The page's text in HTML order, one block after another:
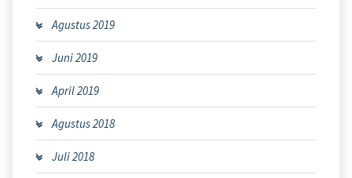
Agustus 2019
Juni 2019
April 2019
Agustus 2018
Juli 2018